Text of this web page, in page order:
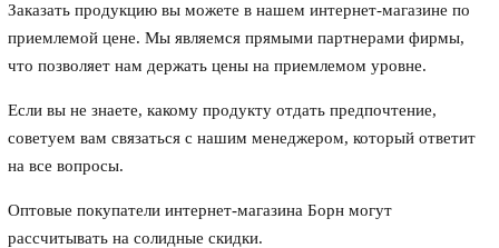
Заказать продукцию вы можете в нашем интернет-магазине по
приемлемой цене. Мы являемся прямыми партнерами фирмы,
что позволяет нам держать цены на приемлемом уровне.
Если вы не знаете, какому продукту отдать предпочтение,
советуем вам связаться с нашим менеджером, который ответит
на все вопросы.
Оптовые покупатели интернет-магазина Борн могут
рассчитывать на солидные скидки.